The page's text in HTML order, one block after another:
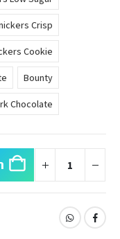
Crisp
Cookie
Bounty
Chocolate